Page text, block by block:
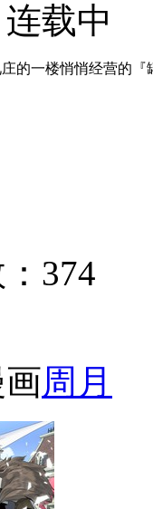
连载中
的一楼悄悄经营的
374
周 月